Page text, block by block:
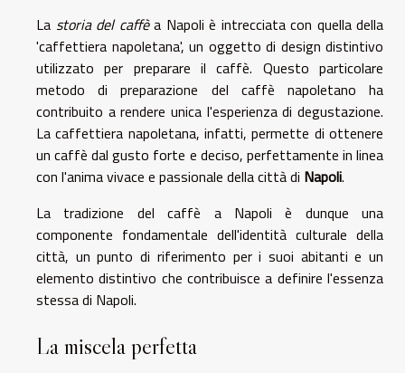
La storia del caffèa Napoli è intrecciata con quella della
'caffettiera napoletana', un oggetto di design distintivo
utilizzato per preparare il caffè. Questo particolare
metodo di preparazione del caffè napoletano ha
contribuito a rendere unica l'esperienza di degustazione.
La caffettiera napoletana, infatti, permette di ottenere
un caffè dal gusto forte e deciso, perfettamente in linea
con l'anima vivace e passionale della città di Napoli.
La tradizione del caffè a Napoli è dunque una
componente fondamentale dell'identità culturale della
città, un punto di riferimento per i suoi abitanti e un
elemento distintivo che contribuisce a definire l'essenza
stessa di Napoli.
La miscela perfetta